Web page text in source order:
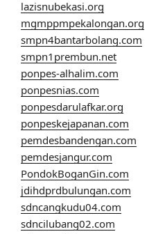
lazisnubekasi.org
mgmppmpekalongan.org
smpn4bantarbolang.com
smpn1prembun.net
ponpes-alhalim.com
ponpesnias.com
ponpesdarulafkar.org
ponpeskejapanan.com
pemdesbandengan.com
pemdesjangur.com
PondokBoganGin.com
jdihdprdbulungan.com
sdncangkudu04.com
sdncilubang02.com